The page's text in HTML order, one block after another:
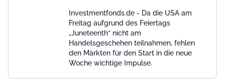
Investmentfonds.de - Da die USA am
Freitag aufgrund des Feiertags
„Juneteenth“ nicht am
Handelsgeschehen teilnahmen, fehlen
den Märkten für den Start in die neue
Woche wichtige Impulse.